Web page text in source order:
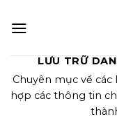
qua
dung
LƯU TRỮ
Chuyên mục về các
hợp các thông tin